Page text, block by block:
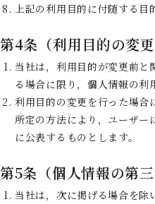
上記の利用目的に付随する目
第4条（利用目的の変更
当社は，利用目的が変更前
る場合に限り，個人情報の利
利用目的の変更を行った場合
所定の方法により，ユーザー
に公表するものとします。
第5条（個人情報の第三
当社は，次に掲げる場合を除